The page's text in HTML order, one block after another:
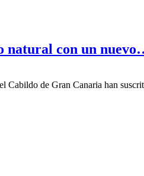
natural con un
de Gran Canaria han